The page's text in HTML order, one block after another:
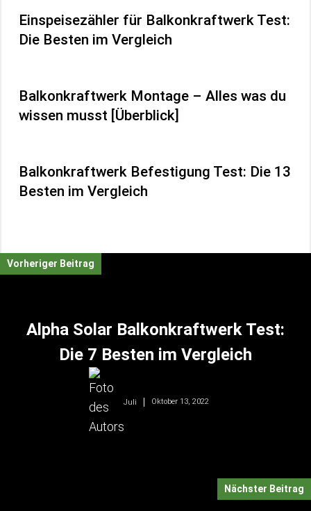
Einspeisezähler für Balkonkraftwerk Test:
Die Besten im Vergleich
Balkonkraftwerk Montage – Alles was du
wissen musst [Überblick]
Balkonkraftwerk Befestigung Test: Die 13
Besten im Vergleich
Vorheriger Beitrag
Alpha Solar Balkonkraftwerk Test:
Die 7 Besten im Vergleich
Juli Oktober 13, 2022
Nächster Beitrag